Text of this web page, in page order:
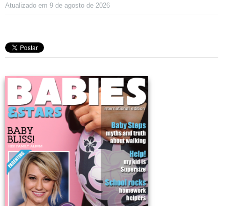
Atualizado em 9 de agosto de 2026